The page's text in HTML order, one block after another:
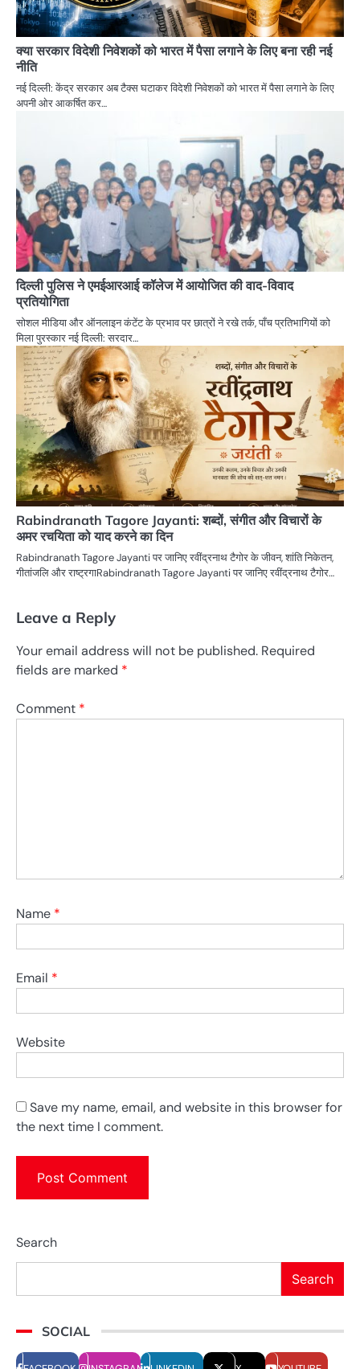
क्या सरकार विदेशी निवेशकों को भारत में पैसा लगाने के लिए बना रही नई
नीति
नई दिल्ली: केंद्र सरकार अब टैक्स घटाकर विदेशी निवेशकों को भारत में पैसा लगाने के लिए
अपनी ओर आकर्षित कर…
दिल्ली पुलिस ने एमईआरआई कॉलेज में आयोजित की वाद-विवाद
प्रतियोगिता
सोशल मीडिया और ऑनलाइन कंटेंट के प्रभाव पर छात्रों ने रखे तर्क, पाँच प्रतिभागियों को
मिला पुरस्कार नई दिल्ली: सरदार…
Rabindranath Tagore Jayanti: शब्दों, संगीत और विचारों के
अमर रचयिता को याद करने का दिन
Rabindranath Tagore Jayanti पर जानिए रवींद्रनाथ टैगोर के जीवन, शांति निकेतन,
गीतांजलि और राष्ट्रगाRabindranath Tagore Jayanti पर जानिए रवींद्रनाथ टैगोर…
Leave a Reply
Your email address will not be published. Required
fields are marked *
Comment *
Name *
Email *
Website
Save my name, email, and website in this browser for
the next time I comment.
Search
Search
SOCIAL